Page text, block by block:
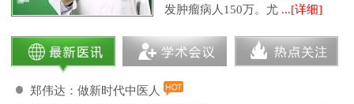
发肿瘤病人150万。尤 ...[详细]
郑伟达：做新时代中医人